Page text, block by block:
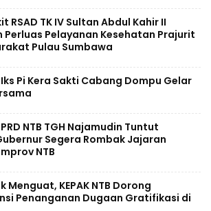
RSAD TK IV Sultan Abdul Kahir II
Perluas Pelayanan Kesehatan Prajurit
Pulau Sumbawa
Pi Kera Sakti Cabang Dompu Gelar
NTB TGH Najamudin Tuntut
Segera Rombak Jajaran
NTB
Menguat, KEPAK NTB Dorong
Penanganan Dugaan Gratifikasi di